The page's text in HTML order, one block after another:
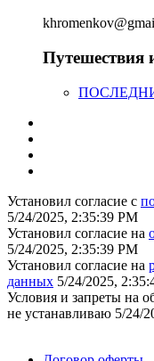
Путешествия
Установил согласие с
5/24/2025, 2:35:39 PM
Установил согласие на
5/24/2025, 2:35:39 PM
Установил согласие на
данных 5/24/2025,
Условия и запреты на
не устанавливаю 5/24/